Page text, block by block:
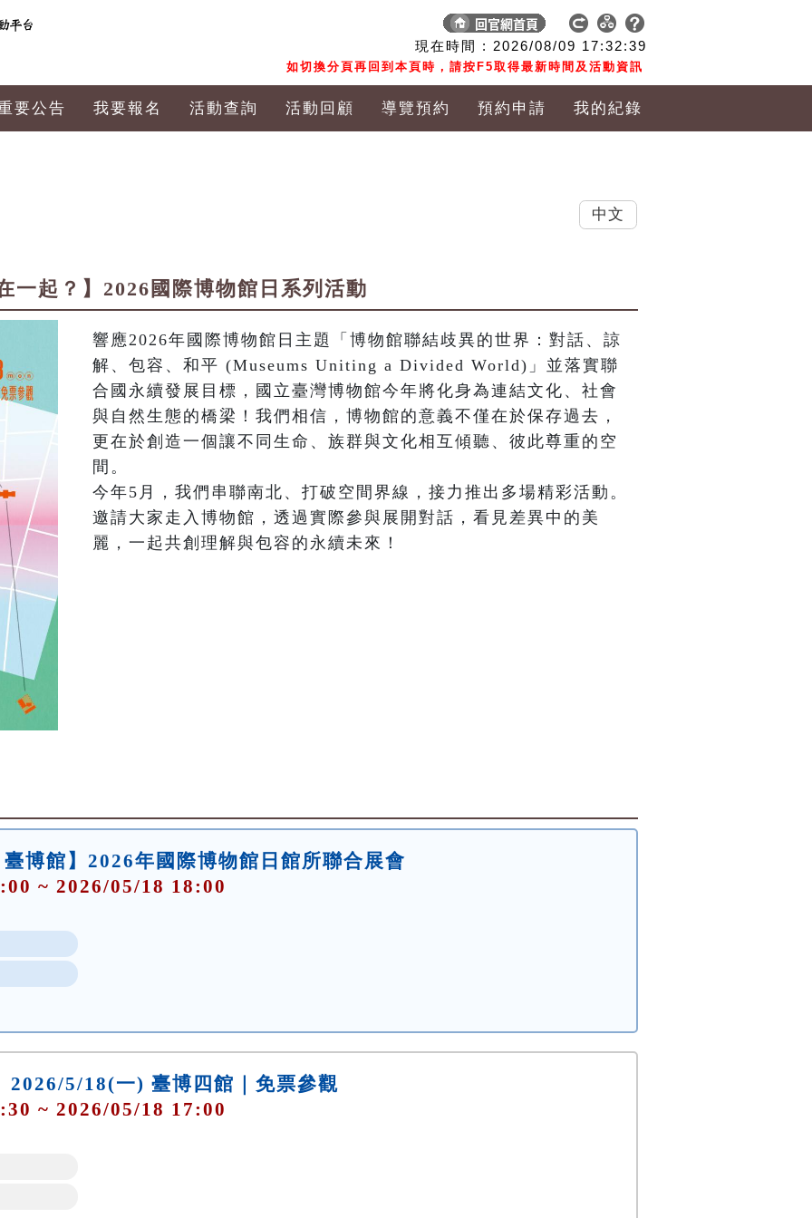
現在時間 : 2026/08/09 17:32:39
如切換分頁再回到本頁時，請按F5取得最新時間及活動資訊
要公告 我要報名 活動查詢 活動回顧 導覽預約 預約申請 我的紀錄
一起？】2026國際博物館日系列活動
響應2026年國際博物館日主題「博物館聯結歧異的世界：對話、諒
解、包容、和平 (Museums Uniting a Divided World)」並落實聯
合國永續發展目標，國立臺灣博物館今年將化身為連結文化、社會
與自然生態的橋梁！我們相信，博物館的意義不僅在於保存過去，
更在於創造一個讓不同生命、族群與文化相互傾聽、彼此尊重的空
間。
今年5月，我們串聯南北、打破空間界線，接力推出多場精彩活動。
邀請大家走入博物館，透過實際參與展開對話，看見差異中的美
麗，一起共創理解與包容的永續未來！
博館】2026年國際博物館日館所聯合展會
~ 2026/05/18 18:00
2026/5/18(一) 臺博四館｜免票參觀
~ 2026/05/18 17:00